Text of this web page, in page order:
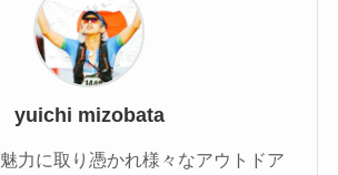
yuichi mizobata
力に取り憑かれ様々なアウトドア